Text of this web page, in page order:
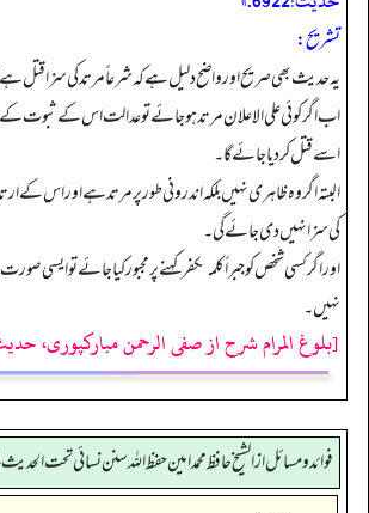
تشریح:
یہ حدیث بھی صریح اور واضح دلیل ہے کہ شرعاً مرتد کی سزا قتل
اب اگر کوئی علی الاعلان مرتد ہو جائے تو عدالت اس کے ثبوت
اسے قتل کر دیا جائے گا۔
البتہ اگر وہ ظاہری نہیں بلکہ اندرونی طور پر مرتد ہے اور اس کے
کی سزا نہیں دی جائے گی۔
اور اگر کسی شخص کو جبراً کلمۂکفر کہنے پر مجبور کیا جائے تو ایسی
نہیں۔
[بلوغ المرام شرح از صفی الرحمن مبارکپوری، حدیث/
فوائد ومسائل از الشيخ حافظ محمد امين حفظ الله سنن نسائي تحت الحديث4064